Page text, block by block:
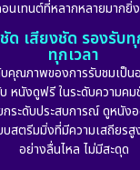
นเทนต์ที่หลากหลายมากยิ่
ด เสียงชัด รองรับ
ทุกเวลา
บคุณภาพของการรับชมเป็
หนังดูฟรี ในระดับความค
ระดับประสบการณ์ ดูหนัง
สตรีมมิ่งที่มีความเสถียรสู
อย่างลื่นไหล ไม่มีสะดุด